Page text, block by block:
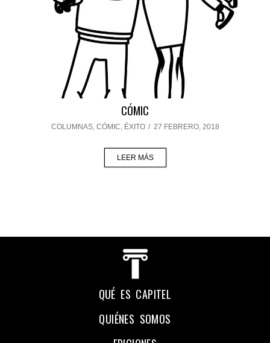
CÓMIC
COLUMNAS, CÓMIC ÉXITO / 27 FEBRERO, 2018
LEER MÁS
QUÉ ES CAPITEL
QUIÉNES SOMOS